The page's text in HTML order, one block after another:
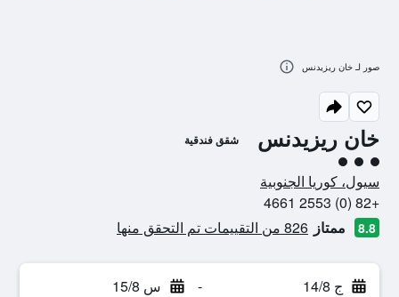
خان ريزيدنس شقق فندقية
تقييم فئة 3
سيول، كوريا الجنوبية
+82 (0) 2553 4661
8.8 ممتاز 826 من التقييمات تم التحقق منها
ج 14/8 - س 15/8
صور لـ خان ريزيدنس